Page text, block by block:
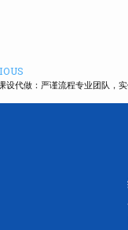
设代做：严谨流程专业团队，